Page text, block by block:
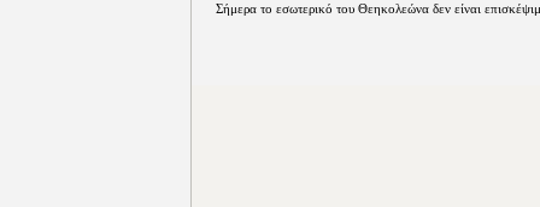
Σήμερα το εσωτερικό του Θεηκολεώνα δεν είναι